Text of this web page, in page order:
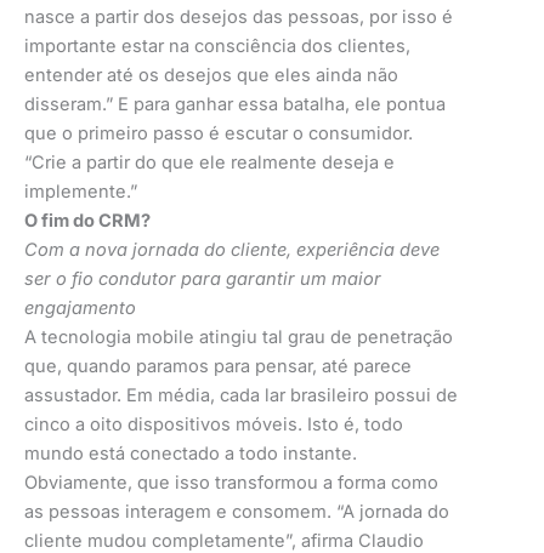
nasce a partir dos desejos das pessoas, por isso é
importante estar na consciência dos clientes,
entender até os desejos que eles ainda não
disseram.” E para ganhar essa batalha, ele pontua
que o primeiro passo é escutar o consumidor.
“Crie a partir do que ele realmente deseja e
implemente.”
O fim do CRM?
Com a nova jornada do cliente, experiência deve
ser o fio condutor para garantir um maior
engajamento
A tecnologia mobile atingiu tal grau de penetração
que, quando paramos para pensar, até parece
assustador. Em média, cada lar brasileiro possui de
cinco a oito dispositivos móveis. Isto é, todo
mundo está conectado a todo instante.
Obviamente, que isso transformou a forma como
as pessoas interagem e consomem. “A jornada do
cliente mudou completamente”, afirma Claudio